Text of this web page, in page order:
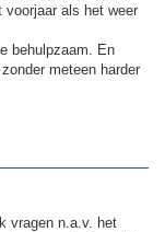
voorjaar als het weer
behulpzaam. En
meteen harder
vragen n.a.v. het